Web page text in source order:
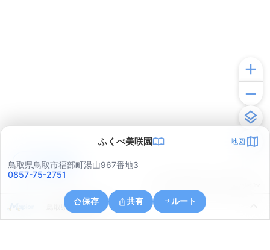
ふくべ美咲園 地図
鳥取県鳥取市福部町湯山967番地3
0857-75-2751
保存 共有 ルート
鳥取県鳥取市覚寺
アプリで見る